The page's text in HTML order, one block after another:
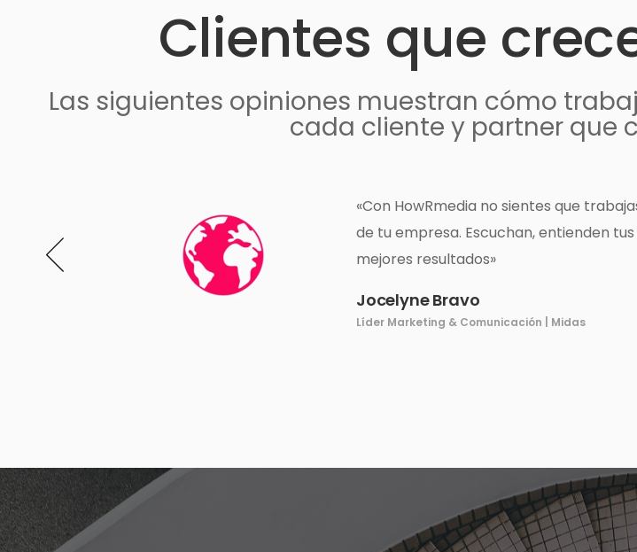
Clientes que
Las siguientes opiniones muestran cómo
cada cliente y partner que
«Grandes profesionales que ofrecen
Delia Fernández Ortiz